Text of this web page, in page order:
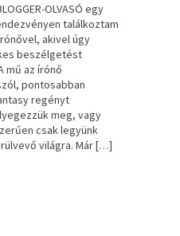
OLVASÓ egy
találkoztam
akivel úgy
beszélgetést
mű az írónő
pontosabban
regényt
meg, vagy
csak legyünk
világra. Már […]